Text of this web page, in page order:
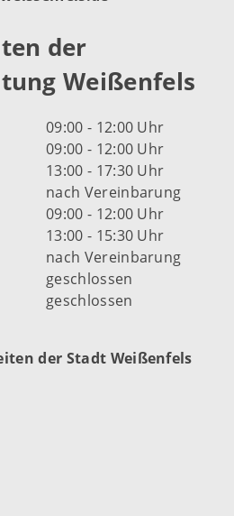
der
Weißenfels
09:00 - 12:00 Uhr
09:00 - 12:00 Uhr
13:00 - 17:30 Uhr
nach Vereinbarung
09:00 - 12:00 Uhr
13:00 - 15:30 Uhr
nach Vereinbarung
geschlossen
geschlossen
der Stadt Weißenfels